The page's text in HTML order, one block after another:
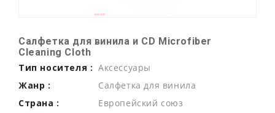
Салфетка для винила и CD Microfiber
Cleaning Cloth
Тип носителя : Аксессуары
Жанр :
Салфетка для винила
Страна :
Европейский союз